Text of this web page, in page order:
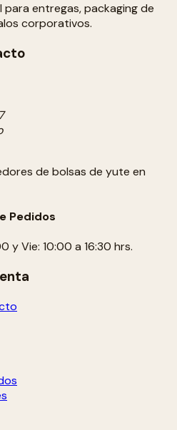
para entregas, packaging de
corporativos.
de bolsas de yute en
Pedidos
y Vie: 10:00 a 16:30 hrs.